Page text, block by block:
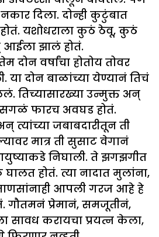
दिला. दोन्ही कुटुंबात
यशोधराला कुठं ठेवू, कुठं
झालं होतं.
वर्षांचा होतोय तोवर
या दोन बाळांच्या येण्यानं तिचं
उन्मुक्त अन्
हे सगळं फारच अवघड होतं.
त्यांच्या जबाबदारीतून ती
मात्र ती सुसाट वेगानं
निघाली. ते झगझगीत
होतं. त्या नादात मुलांना,
आपली गरज आहे हे
गौतमनं प्रेमानं, समजूतीनं,
सावध करायचा प्रयत्न केला,